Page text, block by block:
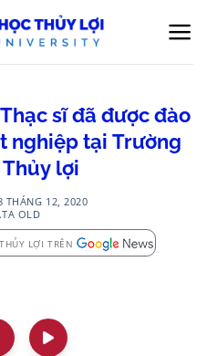
sĩ đã được đào
nghiệp tại Trường
lợi
THÁNG 12, 2020
OLD
LỢI TRÊN